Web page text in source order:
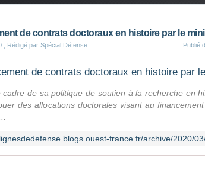
de contrats doctoraux en histoire par le
, Rédigé par Spécial Défense Publié
cadre de sa politique de soutien à la recherche en
des allocations doctorales visant au